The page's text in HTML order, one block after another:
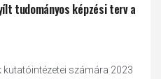
tudományos képzési terv a
kutatóintézetei számára 2023